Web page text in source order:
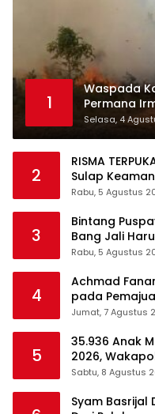
1
Waspada
Permana
Berbasis
Selasa, 4
2
RISMA
Sulap
Pangan Jadi
Rabu, 5 Agustus
3
Bintang
Bang Jali
Rabu, 5 Agustus
4
Achmad
pada
Jumat, 7 Agustus
5
35.936 Anak
2026,
Sabtu, 8 Agustus
Syam Basrijal